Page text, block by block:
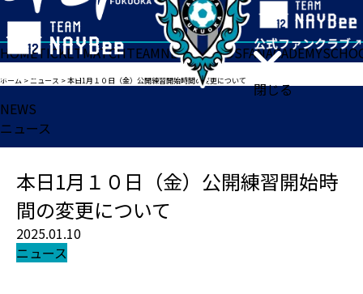
閉じる
HOMETICKETMATCHTEAMNEWSGOODSFANACADEMY
ホーム >ニュース >本日1月１０日（金）公開練習開始時間の変更について
NEWS
ニュース
本日1月１０日（金）公開練習開始時
間の変更について
2025.01.10
ニュース